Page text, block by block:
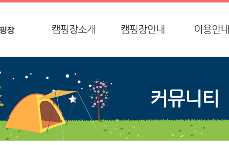
캠핑장소개 캠핑장안내 이용안내
인사말
찾아오시는 길
글램핑 시설배치
방갈로 시설배치
단체방갈로 시설배치
데크 시설배치
이용요금
환불규정
이용안내
커뮤니티